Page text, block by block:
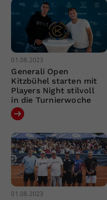
01.08.2023
Generali Open
Kitzbühel starten mit
Players Night stilvoll
in die Turnierwoche
01.08.2023